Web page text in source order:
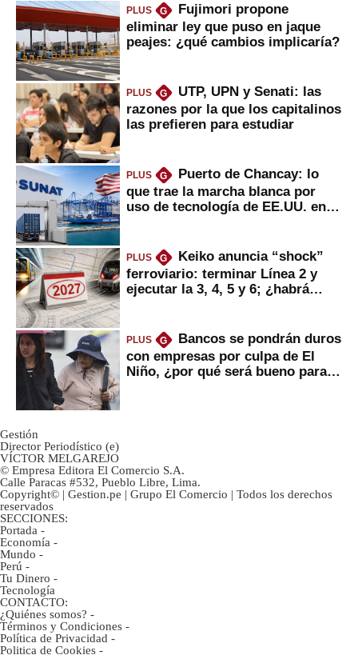
PLUS G
Fujimori propone
eliminar ley que puso en jaque
peajes: ¿qué cambios implicaría?
PLUS G
UTP, UPN y Senati: las
razones por la que los capitalinos
las prefieren para estudiar
PLUS G
Puerto de Chancay: lo
que trae la marcha blanca por
uso de tecnología de EE.UU. en
PLUS G
Keiko anuncia “shock”
ferroviario: terminar Línea 2 y
ejecutar la 3, 4, 5 y 6; ¿habrá
PLUS G
Bancos se pondrán duros
con empresas por culpa de El
Niño, ¿por qué será bueno para
Gestión
Director Periodístico (e)
VÍCTOR MELGAREJO
© Empresa Editora El Comercio S.A.
Calle Paracas #532, Pueblo Libre, Lima.
Copyright© | Gestion.pe | Grupo El Comercio | Todos los derechos
reservados
SECCIONES:
Portada -
Economía -
Mundo -
Perú -
Tu Dinero -
Tecnología
CONTACTO:
¿Quiénes somos? -
Términos y Condiciones -
Política de Privacidad -
Politica de Cookies -